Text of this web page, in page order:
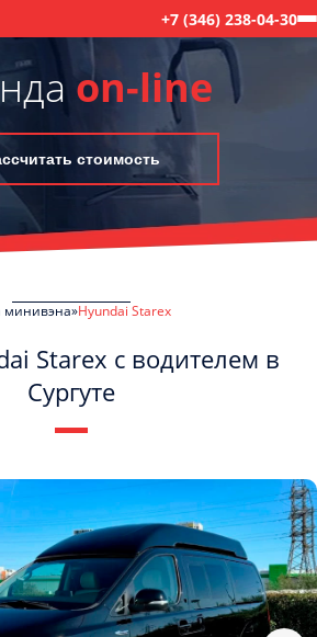
+7 (346) 238-04-30
on-line
стоимость
минивэна Hyundai Starex
Starex с водителем в
Сургуте
конфиденциальности
даю согласие на